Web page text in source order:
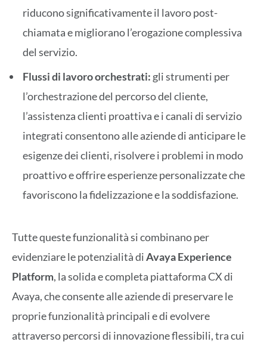
riducono significativamente il lavoro post-
chiamata e migliorano l’erogazione complessiva
del servizio.
Flussi di lavoro orchestrati: gli strumenti per
l’orchestrazione del percorso del cliente,
l’assistenza clienti proattiva e i canali di servizio
integrati consentono alle aziende di anticipare le
esigenze dei clienti, risolvere i problemi in modo
proattivo e offrire esperienze personalizzate che
favoriscono la fidelizzazione e la soddisfazione.
Tutte queste funzionalità si combinano per
evidenziare le potenzialità diAvaya Experience
Platform, la solida e completa piattaforma CX di
Avaya, che consente alle aziende di preservare le
proprie funzionalità principali e di evolvere
attraverso percorsi di innovazione flessibili, tra cui